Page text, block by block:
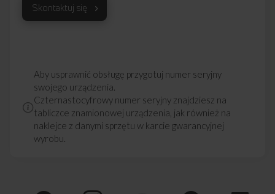
Skontaktuj się
Aby usprawnić obsługę przygotuj numer seryjny
swojego urządzenia.
Czternastocyfrowy numer seryjny znajdziesz na
tabliczce znamionowej urządzenia, jak również na
naklejce z danymi sprzętu w karcie gwarancyjnej
wyrobu.